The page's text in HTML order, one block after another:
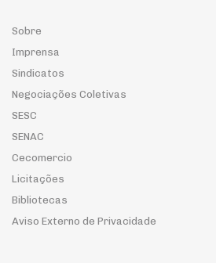
Sobre
Imprensa
Sindicatos
Negociações Coletivas
SESC
SENAC
Cecomercio
Licitações
Bibliotecas
Aviso Externo de Privacidade